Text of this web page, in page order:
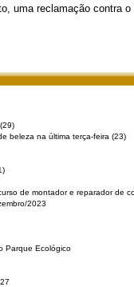
uma reclamação contra
beleza na última terça-feira (23)
de montador e reparador de
2023
Parque Ecológico